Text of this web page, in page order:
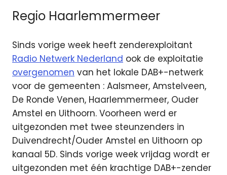
Regio Haarlemmermeer
Sinds vorige week heeft zenderexploitant
Radio Netwerk Nederland ook de exploitatie
overgenomen van het lokale DAB+-netwerk
voor de gemeenten : Aalsmeer, Amstelveen,
De Ronde Venen, Haarlemmermeer, Ouder
Amstel en Uithoorn. Voorheen werd er
uitgezonden met twee steunzenders in
Duivendrecht/Ouder Amstel en Uithoorn op
kanaal 5D. Sinds vorige week vrijdag wordt er
uitgezonden met één krachtige DAB+-zender